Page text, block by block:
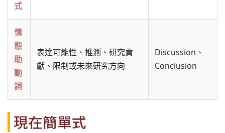
式
情
態
助
動
詞
表達可能性、推測、研究貢
獻、限制或未來研究方向
Discussion、
Conclusion
現在簡單式